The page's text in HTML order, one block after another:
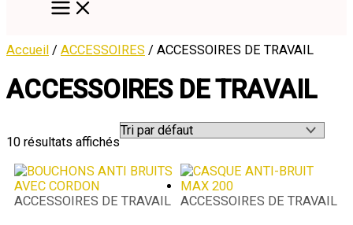
Accueil / ACCESSOIRES / ACCESSOIRES DE TRAVAIL
ACCESSOIRES DE TRAVAIL
10 résultats affichés
ACCESSOIRES DE TRAVAIL ACCESSOIRES DE TRAVAIL